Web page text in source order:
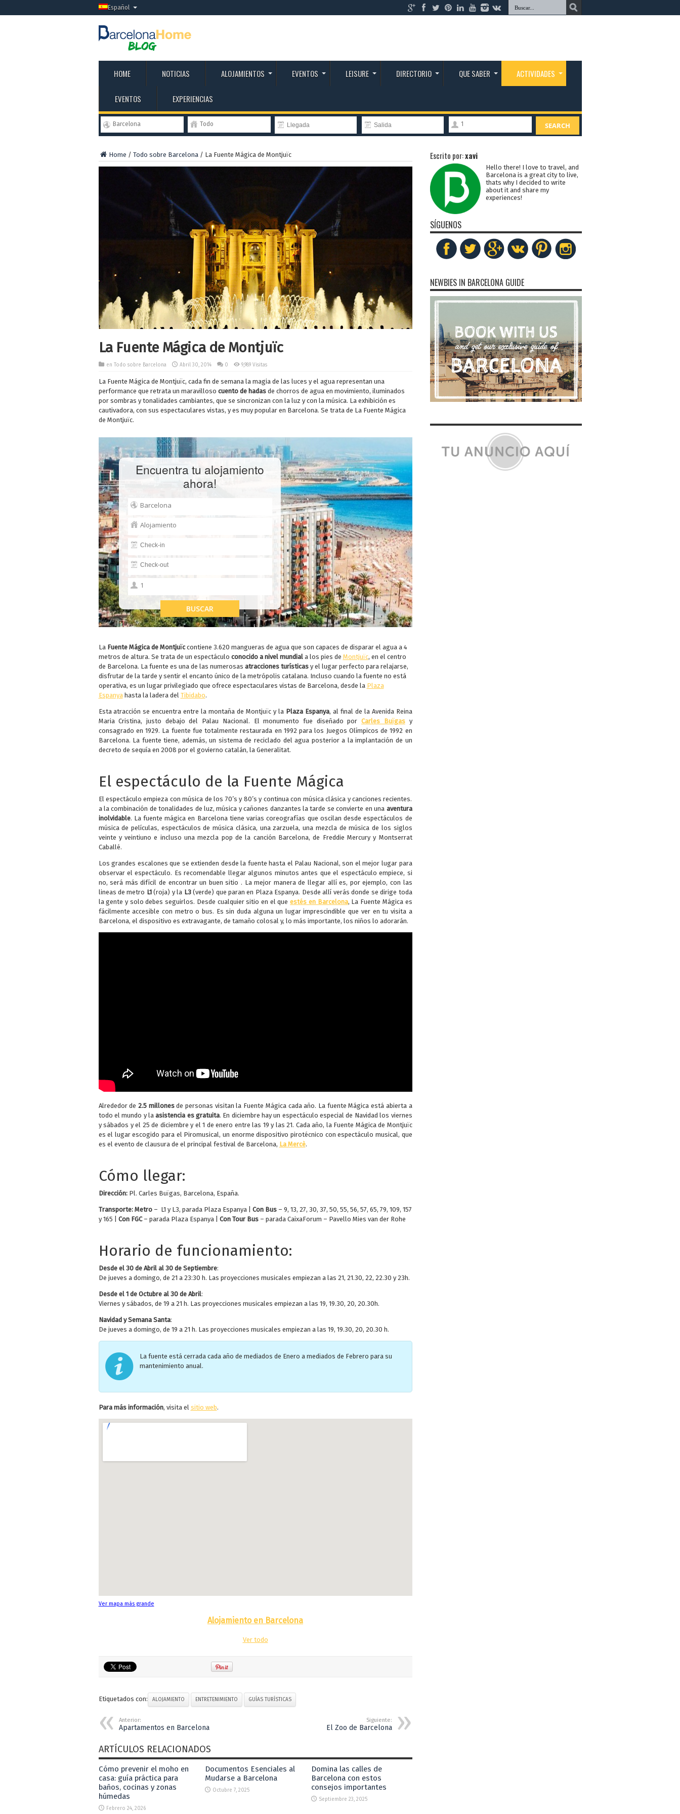
Español
HOME NOTICIAS ALOJAMIENTOS EVENTOS LEISURE DIRECTORIO QUE SABER ACTIVIDADES
EVENTOS EXPERIENCIAS
Barcelona Todo 1 SEARCH
Home / Todo sobre Barcelona/ La Fuente Mágica de Montjuïc
La Fuente Mágica de Montjuïc
en Todo sobre Barcelona Abril 30, 2014 0 9,989 Visitas
La Fuente Mágica de Montjuïc, cada fin de semana la magia de las luces y el agua representan una
performance que retrata un maravilloso cuento de hadasde chorros de agua en movimiento, iluminados
por sombras y tonalidades cambiantes, que se sincronizan con la luz y con la música. La exhibición es
cautivadora, con sus espectaculares vistas, y es muy popular en Barcelona. Se trata de La Fuente Mágica
de Montjuïc.
Encuentra tu alojamiento
ahora!
La Fuente Mágica de Montjuïccontiene 3.620 mangueras de agua que son capaces de disparar el agua a 4
metros de altura. Se trata de un espectáculo conocido a nivel mundiala los pies de Montjuïc, en el centro
de Barcelona. La fuente es una de las numerosas atracciones turísticasy el lugar perfecto para relajarse,
disfrutar de la tarde y sentir el encanto único de la metrópolis catalana. Incluso cuando la fuente no está
operativa, es un lugar privilegiado que ofrece espectaculares vistas de Barcelona, desde la Plaza
Espanyahasta la ladera del Tibidabo.
Esta atracción se encuentra entre la montaña de Montjuïc y la Plaza Espanya, al final de la Avenida Reina
Maria Cristina, justo debajo del Palau Nacional. El monumento fue diseñado porCarles Buïgasy
consagrado en 1929. La fuente fue totalmente restaurada en 1992 para los Juegos Olímpicos de 1992 en
Barcelona. La fuente tiene, además, un sistema de reciclado del agua posterior a la implantación de un
decreto de sequía en 2008 por el govierno catalán, la Generalitat.
El espectáculo de la Fuente Mágica
El espectáculo empieza con música de los 70’s y 80’s y continua con música clásica y canciones recientes.
a la combinación de tonalidades de luz, música y cañones danzantes la tarde se convierte en una aventura
inolvidable. La fuente mágica en Barcelona tiene varias coreografías que oscilan desde espectáculos de
música de películas, espectáculos de música clásica, una zarzuela, una mezcla de música de los siglos
veinte y veintiuno e incluso una mezcla pop de la canción Barcelona, de Freddie Mercury y Montserrat
Caballé.
Los grandes escalones que se extienden desde la fuente hasta el Palau Nacional, son el mejor lugar para
observar el espectáculo. Es recomendable llegar algunos minutos antes que el espectáculo empiece, si
no, será más difícil de encontrar un buen sitio . La mejor manera de llegar allí es, por ejemplo, con las
lineas de metro L1(roja) y la L3(verde) que paran en Plaza Espanya. Desde allí verás donde se dirige toda
la gente y solo debes seguirlos. Desde cualquier sitio en el queestés en Barcelona, La Fuente Mágica es
fácilmente accesible con metro o bus. Es sin duda alguna un lugar imprescindible que ver en tu visita a
Barcelona, el dispositivo es extravagante, de tamaño colosal y, lo más importante, los niños lo adorarán.
Alrededor de 2.5 millonesde personas visitan la Fuente Mágica cada año. La fuente Mágica está abierta a
todo el mundo y laasistencia es gratuita. En diciembre hay un espectáculo especial de Navidad los viernes
y sábados y el 25 de diciembre y el 1 de enero entre las 19 y las 21. Cada año, la Fuente Mágica de Montjuïc
es el lugar escogido para el Piromusical, un enorme dispositivo pirotécnico con espectáculo musical, que
es el evento de clausura de el principal festival de Barcelona, La Mercè.
Cómo llegar:
Dirección:Pl. Carles Buïgas, Barcelona, España.
Transporte: Metro– L1 y L3, parada Plaza Espanya | Con Bus– 9, 13, 27, 30, 37, 50, 55, 56, 57, 65, 79, 109, 157
y 165 | Con FGC– parada Plaza Espanya | Con Tour Bus– parada CaixaForum – Pavello Mies van der Rohe
Horario de funcionamiento:
Desde el 30 de Abril al 30 de Septiembre:
De jueves a domingo, de 21 a 23:30 h. Las proyecciones musicales empiezan a las 21, 21.30, 22, 22.30 y 23h.
Desde el 1 de Octubre al 30 de Abril:
Viernes y sábados, de 19 a 21 h. Las proyecciones musicales empiezan a las 19, 19.30, 20, 20.30h.
Navidad y Semana Santa:
De jueves a domingo, de 19 a 21 h. Las proyecciones musicales empiezan a las 19, 19.30, 20, 20.30 h.
La fuente está cerrada cada año de mediados de Enero a mediados de Febrero para su
mantenimiento anual.
Para más información, visita el sitio web.
Ver mapa más grande
Alojamiento en Barcelona
Ver todo
Etiquetados con: ALOJAMIENTO ENTRETENIMIENTO GUÍAS TURÍSTICAS
Anterior:
Apartamentos en Barcelona
Siguiente:
El Zoo de Barcelona
ARTÍCULOS RELACIONADOS
Cómo prevenir el moho en
casa: guía práctica para
baños, cocinas y zonas
húmedas
Febrero 24, 2026
Documentos Esenciales al
Mudarse a Barcelona
Octubre 7, 2025
Domina las calles de
Barcelona con estos
consejos importantes
Septiembre 23, 2025
Escrito por:xavi
Hello there! I love to travel, and
Barcelona is a great city to live,
thats why I decided to write
about it and share my
experiences!
SÍGUENOS
NEWBIES IN BARCELONA GUIDE